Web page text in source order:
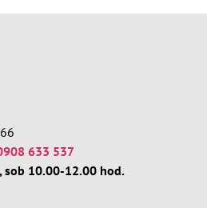
633 537
sob 10.00-12.00 hod.